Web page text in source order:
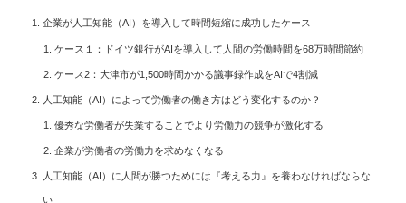
企業が人工知能（AI）を導入して時間短縮に成功したケース
ケース１：ドイツ銀行がAIを導入して人間の労働時間を68万時間節約
ケース2：大津市が1,500時間かかる議事録作成をAIで4割減
人工知能（AI）によって労働者の働き方はどう変化するのか？
優秀な労働者が失業することでより労働力の競争が激化する
企業が労働者の労働力を求めなくなる
人工知能（AI）に人間が勝つためには『考える力』を養わなければならな
い